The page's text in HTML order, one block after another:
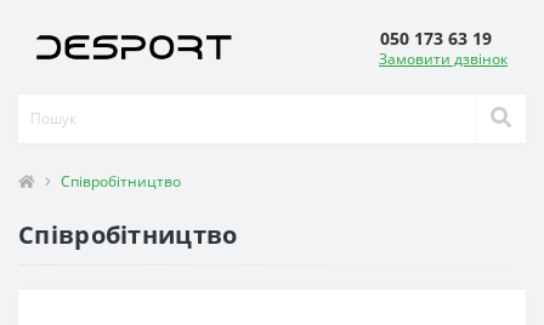
050 173 63 19
Замовити дзвінок
Співробітництво
Співробітництво